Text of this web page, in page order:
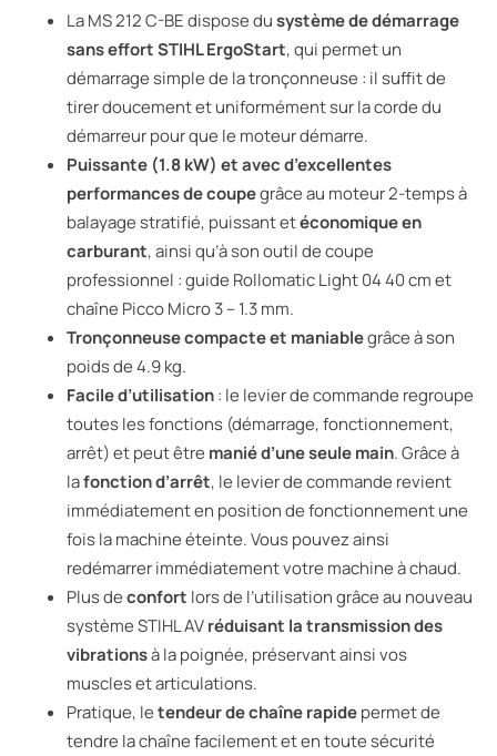
La MS 212 C-BE dispose dusystème de démarrage
sans effort STIHL ErgoStart, qui permet un
démarrage simple de la tronçonneuse : il suffit de
tirer doucement et uniformément sur la corde du
démarreur pour que le moteur démarre.
Puissante (1.8 kW) et avec d’excellentes
performances de coupegrâce au moteur 2-temps à
balayage stratifié, puissant etéconomique en
carburant, ainsi qu’à son outil de coupe
professionnel : guide Rollomatic Light 04 40 cm et
chaîne Picco Micro 3 – 1.3 mm.
Tronçonneuse compacte et maniablegrâce à son
poids de 4.9 kg.
Facile d’utilisation: le levier de commande regroupe
toutes les fonctions (démarrage, fonctionnement,
arrêt) et peut être manié d’une seule main. Grâce à
lafonction d’arrêt, le levier de commande revient
immédiatement en position de fonctionnement une
fois la machine éteinte. Vous pouvez ainsi
redémarrer immédiatement votre machine à chaud.
Plus deconfort lors de l’utilisation grâce au nouveau
système STIHL AVréduisant la transmission des
vibrationsà la poignée, préservant ainsi vos
muscles et articulations.
Pratique, letendeur de chaîne rapidepermet de
tendre la chaîne facilement et en toute sécurité